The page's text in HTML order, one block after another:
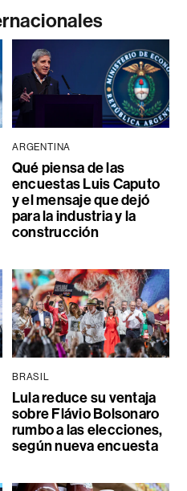
ARGENTINA
Qué piensa de las
encuestas Luis Caputo
y el mensaje que dejó
para la industria y la
construcción
BRASIL
Lula reduce su ventaja
sobre Flávio Bolsonaro
rumbo a las elecciones,
según nueva encuesta